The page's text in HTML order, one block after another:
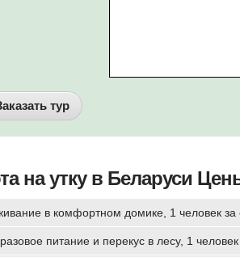
тур
на утку в Беларуси
в комфортном домике, 1 человек за
питание и перекус в лесу, 1 человек